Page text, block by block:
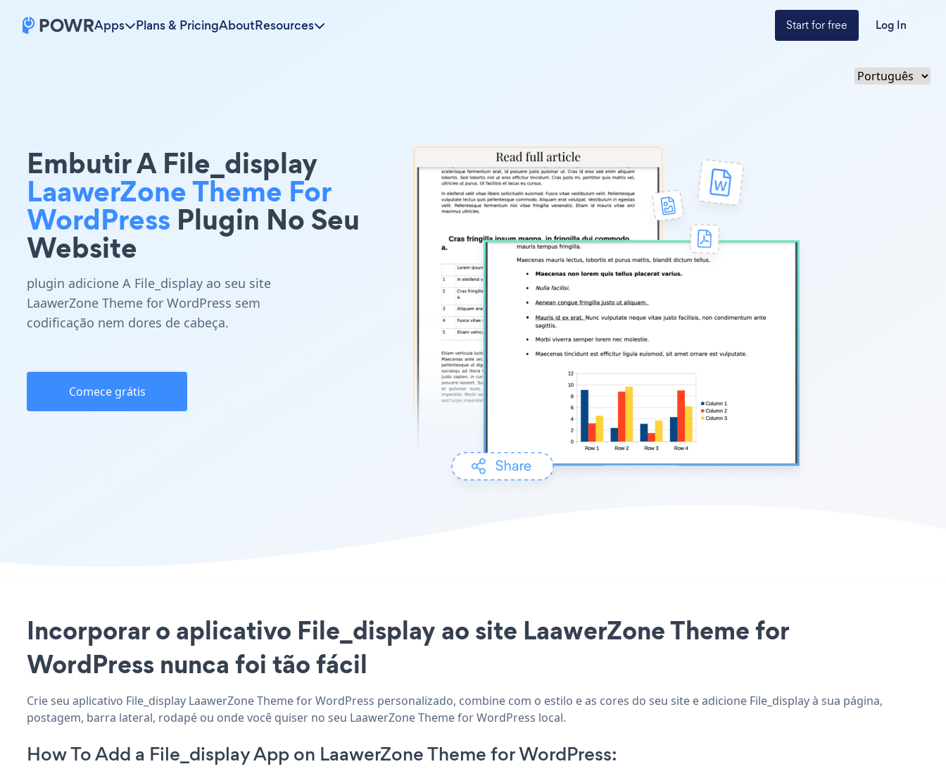
Apps Plans & PricingAboutResources Start for free Log In
Embutir A File_display
LaawerZone Theme For
WordPress Plugin No Seu
Website
plugin adicione A File_display ao seu site
LaawerZone Theme for WordPress sem
codificação nem dores de cabeça.
Comece grátis
Incorporar o aplicativo File_display ao site LaawerZone Theme for
WordPress nunca foi tão fácil
Crie seu aplicativo File_display LaawerZone Theme for WordPress personalizado, combine com o estilo e as cores do seu site e adicione File_display à sua página,
postagem, barra lateral, rodapé ou onde você quiser no seu LaawerZone Theme for WordPress local.
How To Add a File_display App on LaawerZone Theme for WordPress: